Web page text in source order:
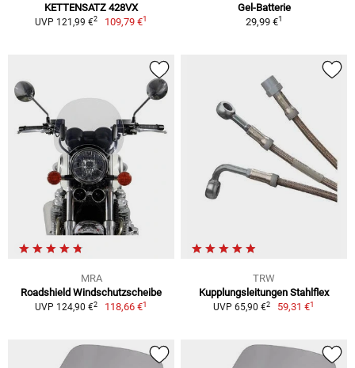
KETTENSATZ 428VX
UVP 121,99 €2 109,79 €1
Gel-Batterie
29,99 €1
MRA
Roadshield Windschutzscheibe
UVP 124,90 €2 118,66 €1
TRW
Kupplungsleitungen Stahlflex
UVP 65,90 €2 59,31 €1